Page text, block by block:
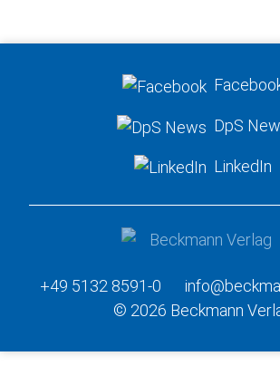
DpS
LinkedIn
+49 5132 8591-0
© 2026 Beckmann